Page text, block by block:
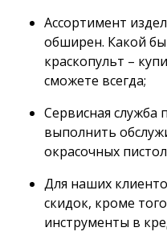
Ассортимент
обширен. Какой
краскопульт –
сможете всегда;
Сервисная
выполнить
окрасочных
Для наших
скидок, кроме
инструменты в